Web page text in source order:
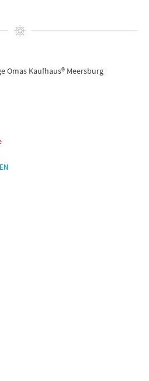
Omas Kaufhaus® Meersburg